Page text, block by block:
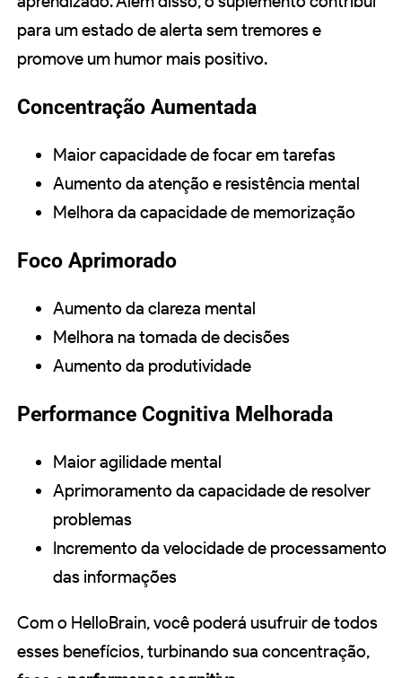
para um estado de alerta sem tremores e
promove um humor mais positivo.
Concentração Aumentada
Maior capacidade de focar em tarefas
Aumento da atenção e resistência mental
Melhora da capacidade de memorização
Foco Aprimorado
Aumento da clareza mental
Melhora na tomada de decisões
Aumento da produtividade
Performance Cognitiva Melhorada
Maior agilidade mental
Aprimoramento da capacidade de resolver
problemas
Incremento da velocidade de processamento
das informações
Com o HelloBrain, você poderá usufruir de todos
esses benefícios, turbinando sua concentração,